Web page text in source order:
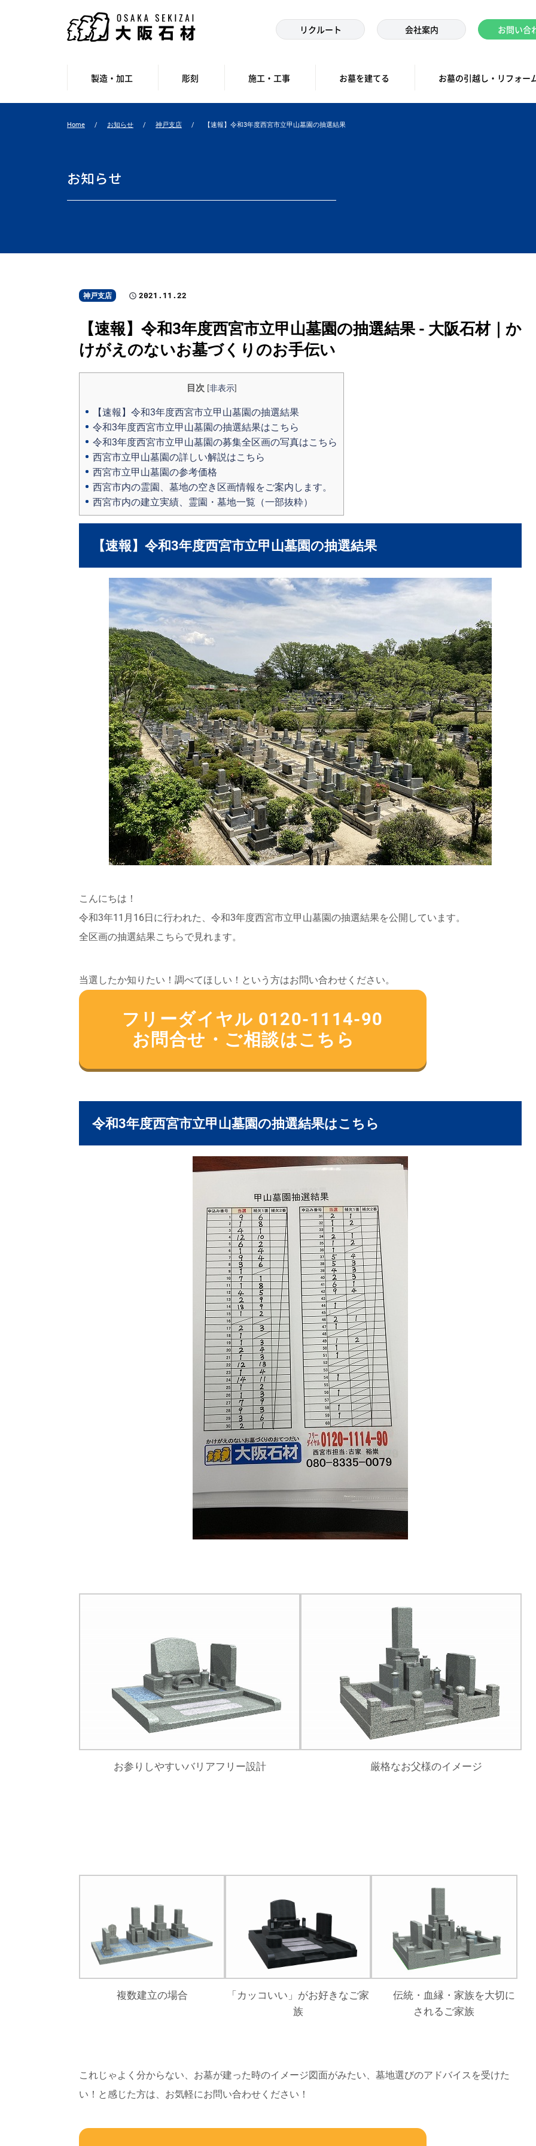
リクルート 会社案内 お問い合
製造・加工 彫刻 施工・工事 お墓を建てる お墓の引越し・リフォー
Home お知らせ 神戸支店 【速報】令和3年度西宮市立甲山墓園の抽選結果
お知らせ
神戸支店 2021.11.22
【速報】令和3年度西宮市立甲山墓園の抽選結果 - 大阪石材｜か
けがえのないお墓づくりのお手伝い
目次 [非表示]
【速報】令和3年度西宮市立甲山墓園の抽選結果
令和3年度西宮市立甲山墓園の抽選結果はこちら
令和3年度西宮市立甲山墓園の募集全区画の写真はこちら
西宮市立甲山墓園の詳しい解説はこちら
西宮市立甲山墓園の参考価格
西宮市内の霊園、墓地の空き区画情報をご案内します。
西宮市内の建立実績、霊園・墓地一覧（一部抜粋）
【速報】令和3年度西宮市立甲山墓園の抽選結果
こんにちは！
令和3年11月16日に行われた、令和3年度西宮市立甲山墓園の抽選結果を公開しています。
全区画の抽選結果こちらで見れます。
当選したか知りたい！調べてほしい！という方はお問い合わせください。
フリーダイヤル 0120-1114-90
お問合せ・ご相談はこちら
令和3年度西宮市立甲山墓園の抽選結果はこちら
お参りしやすいバリアフリー設計 厳格なお父様のイメージ
複数建立の場合
「カッコいい」がお好きなご家
族
伝統・血縁・家族を大切に
されるご家族
これじゃよく分からない、お墓が建った時のイメージ図面がみたい、墓地選びのアドバイスを受けた
い！と感じた方は、お気軽にお問い合わせください！